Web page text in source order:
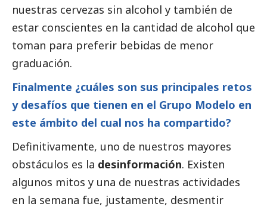
nuestras cervezas sin alcohol y también de
estar conscientes en la cantidad de alcohol que
toman para preferir bebidas de menor
graduación.
Finalmente ¿cuáles son sus principales retos
y desafíos que tienen en el Grupo Modelo en
este ámbito del cual nos ha compartido?
Definitivamente, uno de nuestros mayores
obstáculos es la desinformación. Existen
algunos mitos y una de nuestras actividades
en la semana fue, justamente, desmentir